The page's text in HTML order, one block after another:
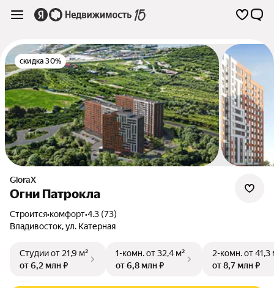
скидка 30%
GloraX
Огни Патрокла
Строится•комфорт•4.3 (73)
Владивосток,ул. Катерная
Студииот 21,9 м²
от 6,2 млн ₽
1-комн.от 32,4 м²
от 6,8 млн ₽
2-комн.от 41,3
от 8,7 млн ₽